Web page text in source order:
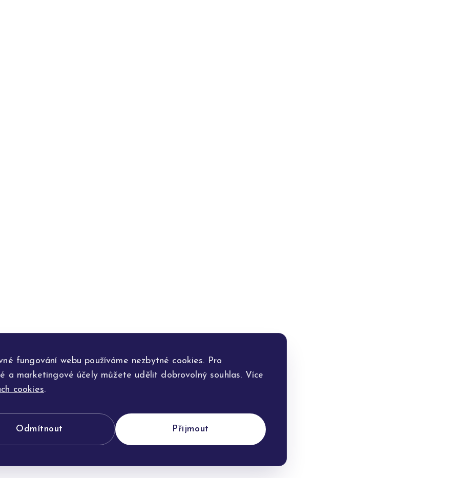
fungování webu používáme nezbytné cookies. Pro
a marketingové účely můžete udělit dobrovolný souhlas. Více
cookies.
Odmítnout Přijmout